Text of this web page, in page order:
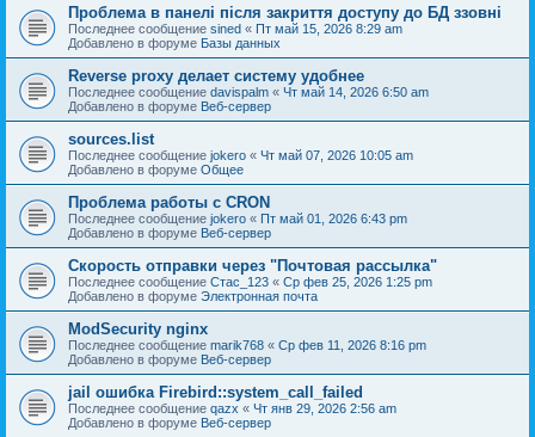
Проблема в панелі після закриття доступу до БД ззовні
Последнее сообщение sined « Пт май 15, 2026 8:29 am
Добавлено в форуме Базы данных
Reverse proxy делает систему удобнее
Последнее сообщение davispalm « Чт май 14, 2026 6:50 am
Добавлено в форуме Веб-сервер
sources.list
Последнее сообщение jokero « Чт май 07, 2026 10:05 am
Добавлено в форуме Общее
Проблема работы с CRON
Последнее сообщение jokero « Пт май 01, 2026 6:43 pm
Добавлено в форуме Веб-сервер
Скорость отправки через "Почтовая рассылка"
Последнее сообщение Стас_123 « Ср фев 25, 2026 1:25 pm
Добавлено в форуме Электронная почта
ModSecurity nginx
Последнее сообщение marik768 « Ср фев 11, 2026 8:16 pm
Добавлено в форуме Веб-сервер
jail ошибка Firebird::system_call_failed
Последнее сообщение qazx « Чт янв 29, 2026 2:56 am
Добавлено в форуме Веб-сервер